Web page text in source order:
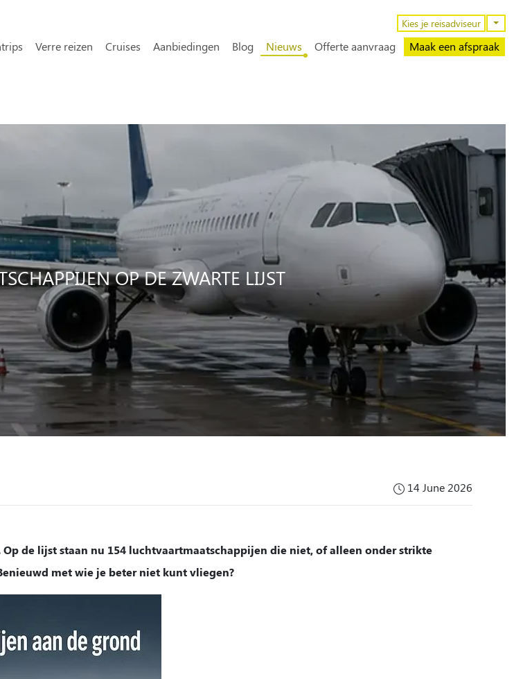
Kies je reisadviseur
Verre reizen Cruises Aanbiedingen Blog Nieuws Offerte aanvraag Maak een afspraak
OP DE ZWARTE LIJST
14 June 2026
de lijst staan nu 154 luchtvaartmaatschappijen die niet, of alleen onder strikte
met wie je beter niet kunt vliegen?